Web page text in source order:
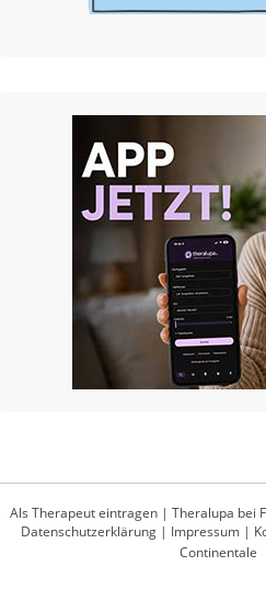
Als Therapeut eintragen | Theralupa bei
Datenschutzerklärung| Impressum|
Continentale